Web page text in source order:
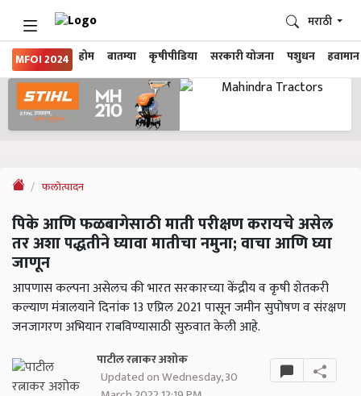
MFOI 2024 होम बातम्या कृषीपीडिया सरकारी योजना पशुधन हवामान
मराठी
फलोत्पादन
पिके आणि फळबागेसाठी माती परीक्षण करायचे असेल
तर अशा पद्धतीने घ्यावा मातीचा नमुना; वाचा आणि घ्या
जाणून
आपणास कल्पना असेलच की भारत सरकारच्या केंद्रीय व कृषी शेतकरी
कल्याण मंत्रालयाने दिनांक 13 एप्रिल 2021 पासून जमीन सुपोषण व संरक्षण
जनजागरण अभियान राबविण्यासाठी सुरुवात केली आहे.
पाटील रत्नाकर अशोक
Updated on Wednesday, 30